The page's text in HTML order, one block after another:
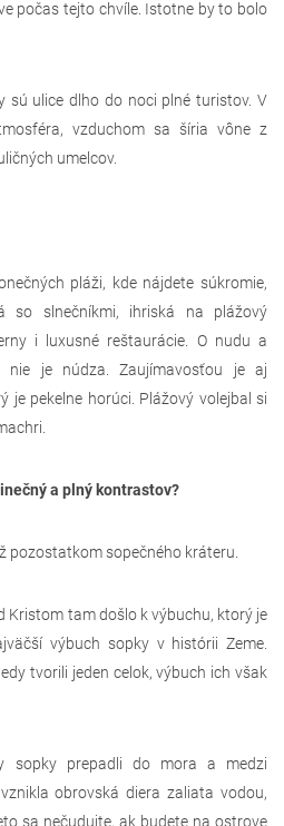
počas tejto chvíle. Istotne by to bolo
sú ulice dlho do noci plné turistov. V
vzduchom sa šíria vône z
umelcov.
pláži, kde nájdete súkromie,
so slnečníkmi, ihriská na plážový
i luxusné reštaurácie. O nudu a
nie je núdza. Zaujímavosťou je aj
je pekelne horúci. Plážový volejbal si
a plný kontrastov?
pozostatkom sopečného kráteru.
Kristom tam došlo k výbuchu, ktorý je
výbuch sopky v histórii Zeme.
tvorili jeden celok, výbuch ich však
sopky prepadli do mora a medzi
obrovská diera zaliata vodou,
sa nečudujte, ak budete na ostrove